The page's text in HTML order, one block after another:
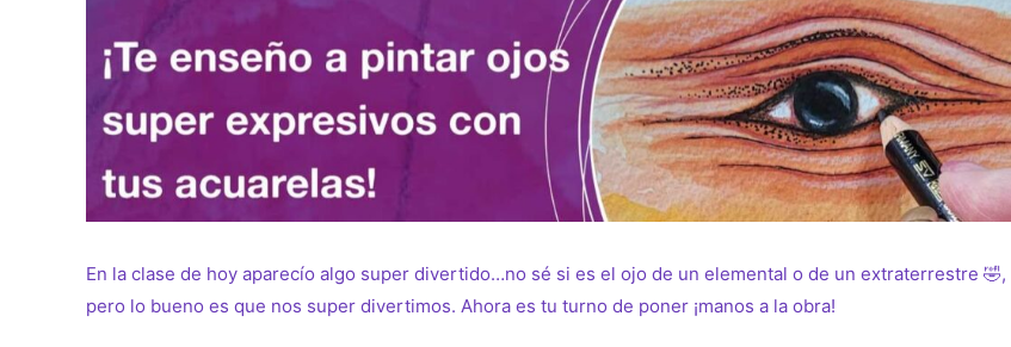
En la clase de hoy aparecío algo super divertido…no sé si es el ojo de un elemental o de un extraterrestre 🤣,
pero lo bueno es que nos super divertimos. Ahora es tu turno de poner ¡manos a la obra!